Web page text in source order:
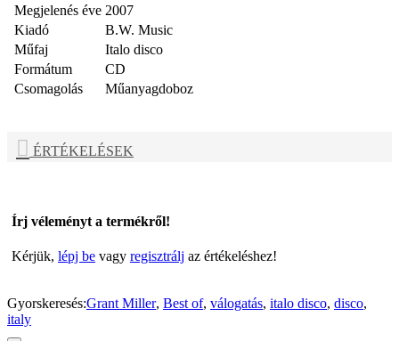
Megjelenés éve 2007
Kiadó
B.W. Music
Műfaj
Italo disco
Formátum
CD
Csomagolás
Műanyagdoboz
ÉRTÉKELÉSEK
Írj véleményt a termékről!
Kérjük, lépj be vagy regisztrálj az értékeléshez!
Gyorskeresés:Grant Miller, Best of, válogatás, italo disco, disco,
italy